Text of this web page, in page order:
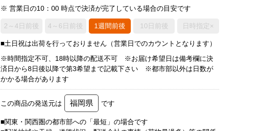
※ 営業日の10：00 時点で決済が完了している場合の目安です
2～4日前後 4～6日前後 1週間前後 10日前後 日時指定×
■土日祝は出荷を行っておりません（営業日でのカウントとなります）
※時間指定不可、18時以降の配送不可 ※お届け希望日は備考欄に決
済日から8日後以降で第3希望まで記載下さい ※都市部以外は日数が
かかる場合があります
この商品の発送元は 福岡県 です
■関東・関西圏の都市部への「最短」の場合です